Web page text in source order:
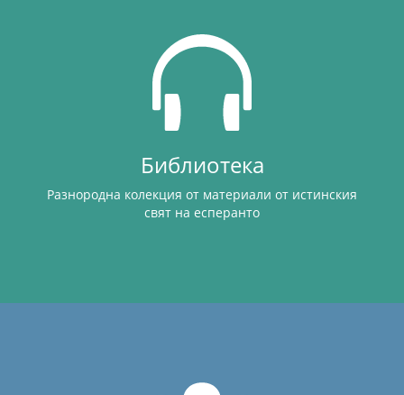
Библиотека
Разнородна колекция от материали от истинския
свят на есперанто